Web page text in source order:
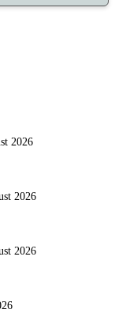
2026
2026
2026